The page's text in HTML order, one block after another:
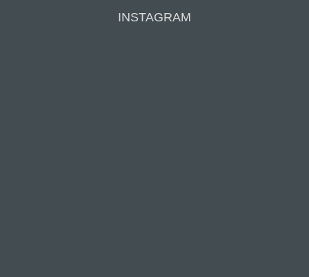
INSTAGRAM